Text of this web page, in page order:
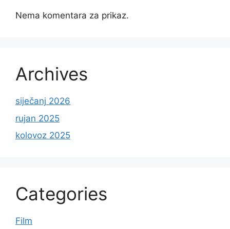
Nema komentara za prikaz.
Archives
siječanj 2026
rujan 2025
kolovoz 2025
Categories
Film